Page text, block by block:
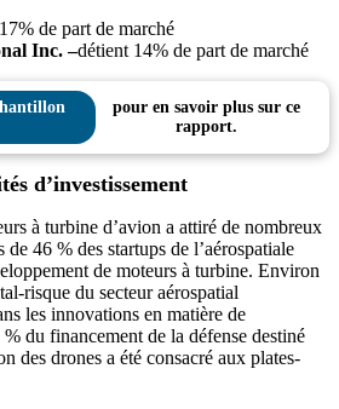
de part de marché
Inc. –détient 14% de part de marché
pour en savoir plus sur ce
rapport.
d’investissement
à turbine d’avion a attiré de nombreux
46 % des startups de l’aérospatiale
de moteurs à turbine. Environ
risque du secteur aérospatial
les innovations en matière de
du financement de la défense destiné
des drones a été consacré aux plates-